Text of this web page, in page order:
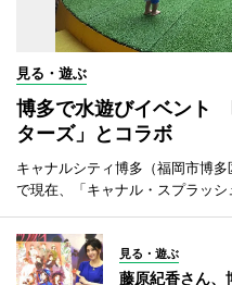
見る・遊ぶ
博多で水遊びイベント
ターズ」とコラボ
キャナルシティ博多（福岡市博
で現在、「キャナル・スプラッシ
見る・遊ぶ
藤原紀香さん、